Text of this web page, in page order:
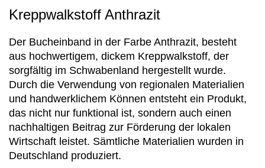
Kreppwalkstoff Anthrazit
Der Bucheinband in der Farbe Anthrazit, besteht
aus hochwertigem, dickem Kreppwalkstoff, der
sorgfältig im Schwabenland hergestellt wurde.
Durch die Verwendung von regionalen Materialien
und handwerklichem Können entsteht ein Produkt,
das nicht nur funktional ist, sondern auch einen
nachhaltigen Beitrag zur Förderung der lokalen
Wirtschaft leistet. Sämtliche Materialien wurden in
Deutschland produziert.